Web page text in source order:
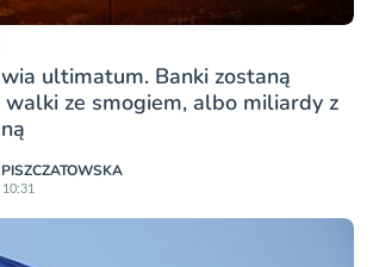
ultimatum. Banki zostaną
walki ze smogiem, albo miliardy z